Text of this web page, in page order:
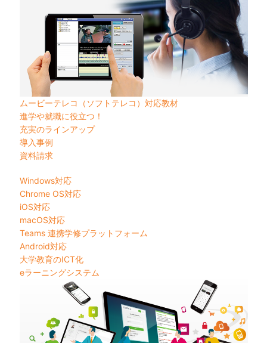
ムービーテレコ（ソフトテレコ）対応教材
進学や就職に役立つ！
充実のラインアップ
導入事例
資料請求
Windows対応
Chrome OS対応
iOS対応
macOS対応
Teams 連携学修プラットフォーム
Android対応
大学教育のICT化
eラーニングシステム